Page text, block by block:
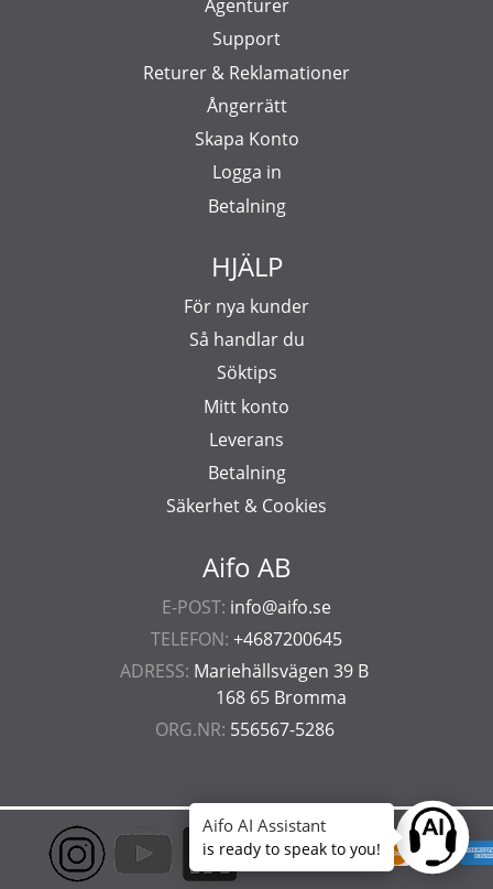
Aifo AB
E-POST: info@aifo.se
TELEFON: +4687200645
ADRESS: Mariehällsvägen 39 B
168 65 Bromma
ORG.NR: 556567-5286
Agenturer
Support
Returer & Reklamationer
Ångerrätt
Skapa Konto
Logga in
Betalning
HJÄLP
För nya kunder
Så handlar du
Söktips
Mitt konto
Leverans
Betalning
Säkerhet & Cookies
Ask
Aifo AI Assistant
is ready to speak to you!